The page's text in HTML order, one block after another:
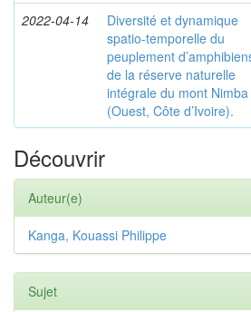
2022-04-14
Diversité et dynamique
spatio-temporelle du
peuplement
de la réserve naturelle
intégrale du mont Nimba
(Ouest, Côte d’Ivoire).
Découvrir
Auteur(e)
Kanga, Kouassi Philippe
Sujet